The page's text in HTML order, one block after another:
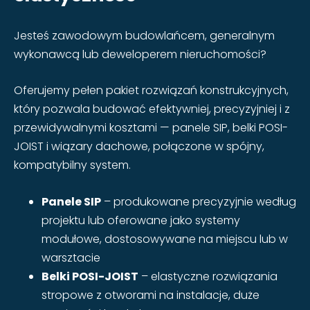
Jesteś zawodowym budowlańcem, generalnym
wykonawcą lub deweloperem nieruchomości?
Oferujemy pełen pakiet rozwiązań konstrukcyjnych,
który pozwala budować efektywniej, precyzyjniej i z
przewidywalnymi kosztami — panele SIP, belki POSI-
JOIST i wiązary dachowe, połączone w spójny,
kompatybilny system.
Panele SIP – produkowane precyzyjnie według
projektu lub oferowane jako systemy
modułowe, dostosowywane na miejscu lub w
warsztacie
Belki POSI-JOIST – elastyczne rozwiązania
stropowe z otworami na instalacje, duże